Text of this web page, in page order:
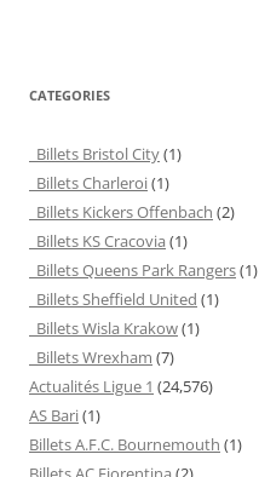
CATEGORIES
Billets Bristol City(1)
Billets Charleroi(1)
Billets Kickers Offenbach (2)
Billets KS Cracovia (1)
Billets Queens Park Rangers(1)
Billets Sheffield United (1)
Billets Wisla Krakow(1)
Billets Wrexham (7)
Actualités Ligue 1 (24,576)
AS Bari(1)
Billets A.F.C. Bournemouth (1)